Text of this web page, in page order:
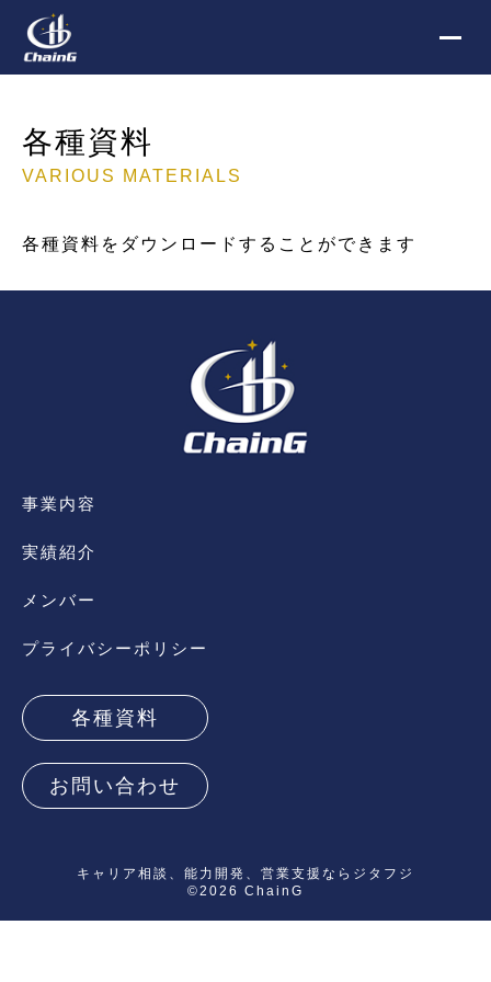
各種資料
VARIOUS MATERIALS
各種資料をダウンロードすることができます
事業内容
実績紹介
メンバー
プライバシーポリシー
各種資料
お問い合わせ
キャリア相談、能力開発、営業支援ならジタフジ
©2026 ChainG